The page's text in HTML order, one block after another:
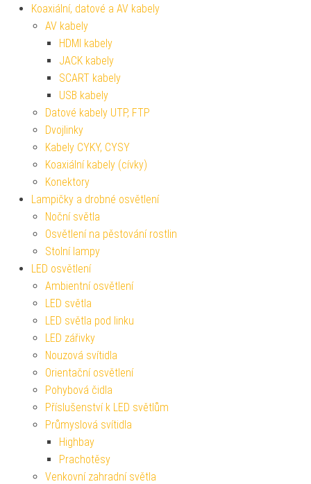
Koaxiální, datové a AV kabely
AV kabely
HDMI kabely
JACK kabely
SCART kabely
USB kabely
Datové kabely UTP, FTP
Dvojlinky
Kabely CYKY, CYSY
Koaxiální kabely (cívky)
Konektory
Lampičky a drobné osvětlení
Noční světla
Osvětlení na pěstování rostlin
Stolní lampy
LED osvětlení
Ambientní osvětlení
LED světla
LED světla pod linku
LED zářivky
Nouzová svítidla
Orientační osvětlení
Pohybová čidla
Příslušenství k LED světlům
Průmyslová svítidla
Highbay
Prachotěsy
Venkovní zahradní světla